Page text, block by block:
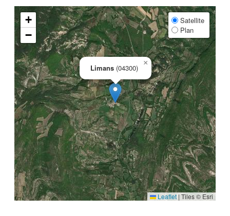
Limans (04300)
×
+
−
Satellite
Plan
Leaflet | Tiles © Esri